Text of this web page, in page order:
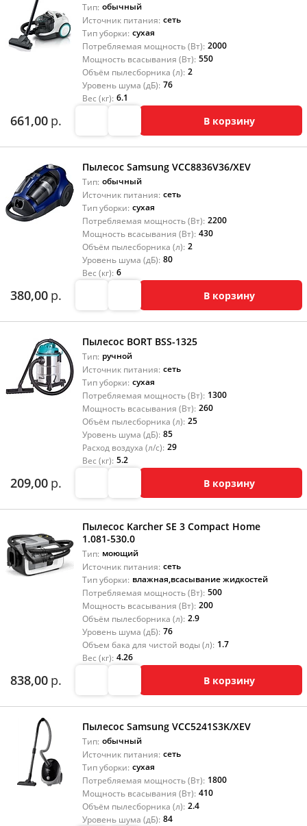
Тип: обычный
Источник питания: сеть
Тип уборки: сухая
Потребляемая мощность (Вт): 2000
Мощность всасывания (Вт): 550
Объём пылесборника (л): 2
Уровень шума (дБ): 76
Вес (кг): 6.1
661,00 р. В корзину
Пылесос Samsung VCC8836V36/XEV
Тип: обычный
Источник питания: сеть
Тип уборки: сухая
Потребляемая мощность (Вт): 2200
Мощность всасывания (Вт): 430
Объём пылесборника (л): 2
Уровень шума (дБ): 80
Вес (кг): 6
380,00 р. В корзину
Пылесос BORT BSS-1325
Тип: ручной
Источник питания: сеть
Тип уборки: сухая
Потребляемая мощность (Вт): 1300
Мощность всасывания (Вт): 260
Объём пылесборника (л): 25
Уровень шума (дБ): 85
Расход воздуха (л/с): 29
Вес (кг): 5.2
209,00 р. В корзину
Пылесос Karcher SE 3 Compact Home
1.081-530.0
Тип: моющий
Источник питания: сеть
Тип уборки: влажная,всасывание жидкостей
Потребляемая мощность (Вт): 500
Мощность всасывания (Вт): 200
Объём пылесборника (л): 2.9
Уровень шума (дБ): 76
Объем бака для чистой воды (л): 1.7
Вес (кг): 4.26
838,00 р. В корзину
Пылесос Samsung VCC5241S3K/XEV
Тип: обычный
Источник питания: сеть
Тип уборки: сухая
Потребляемая мощность (Вт): 1800
Мощность всасывания (Вт): 410
Объём пылесборника (л): 2.4
Уровень шума (дБ): 84